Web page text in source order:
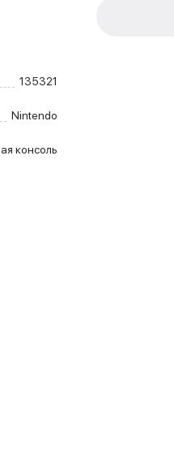
135321
Nintendo
консоль